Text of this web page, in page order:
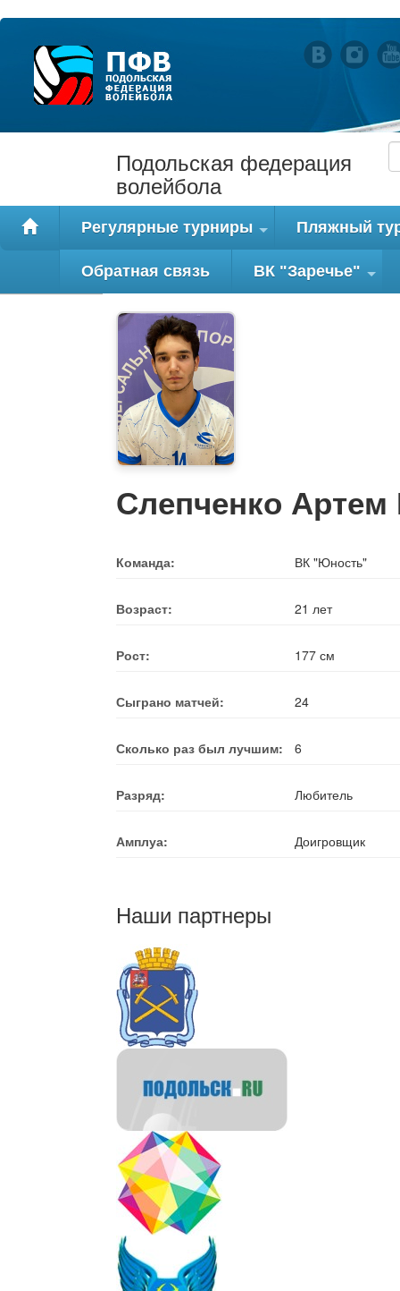
Подольская федерация
волейбола
+
Регулярные турниры Пляжный
Обратная связь
+
ВК "Заречье"
Слепченко Артем
Команда: ВК "Юность"
Возраст: 21 лет
Рост: 177 см
Сыграно матчей: 24
Сколько раз был лучшим: 6
Разряд: Любитель
Амплуа: Доигровщик
Наши партнеры